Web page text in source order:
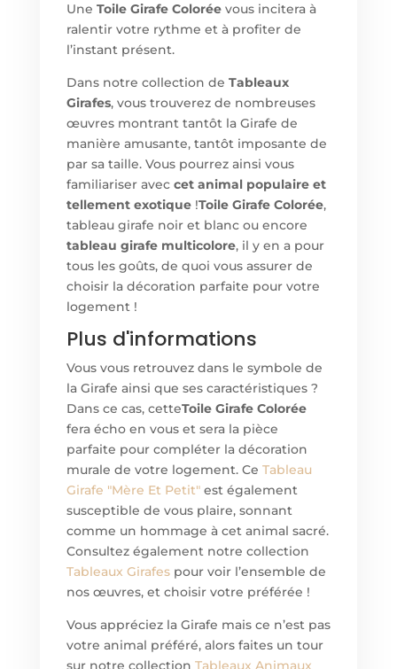
Une Toile Girafe Coloréevous incitera à
ralentir votre rythme et à profiter de
l’instant présent.
Dans notre collection de Tableaux
Girafes, vous trouverez de nombreuses
œuvres montrant tantôt la Girafe de
manière amusante, tantôt imposante de
par sa taille. Vous pourrez ainsi vous
familiariser avec cet animal populaire et
tellement exotique !Toile Girafe Colorée,
tableau girafe noir et blanc ou encore
tableau girafe multicolore, il y en a pour
tous les goûts, de quoi vous assurer de
choisir la décoration parfaite pour votre
logement !
Plus d'informations
Vous vous retrouvez dans le symbole de
la Girafe ainsi que ses caractéristiques ?
Dans ce cas, cetteToile Girafe Colorée
fera écho en vous et sera la pièce
parfaite pour compléter la décoration
murale de votre logement. Ce Tableau
Girafe "Mère Et Petit"est également
susceptible de vous plaire, sonnant
comme un hommage à cet animal sacré.
Consultez également notre collection
Tableaux Girafespour voir l’ensemble de
nos œuvres, et choisir votre préférée !
Vous appréciez la Girafe mais ce n’est pas
votre animal préféré, alors faites un tour
sur notre collection Tableaux Animaux